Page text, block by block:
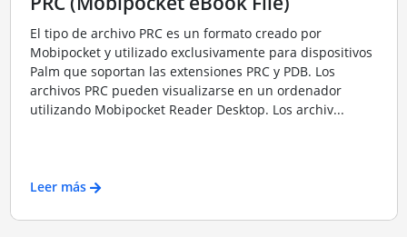
El tipo de archivo PRC es un formato creado por
Mobipocket y utilizado exclusivamente para dispositivos
Palm que soportan las extensiones PRC y PDB. Los
archivos PRC pueden visualizarse en un ordenador
utilizando Mobipocket Reader Desktop. Los archiv...
Leer más